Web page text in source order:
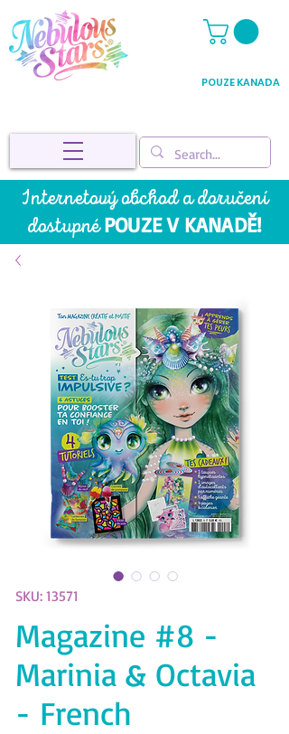
POUZE KANADA
Internetový obchod a doručení
dostupnéPOUZE V KANADĚ!
SKU: 13571
Magazine #8 -
Marinia & Octavia
- French